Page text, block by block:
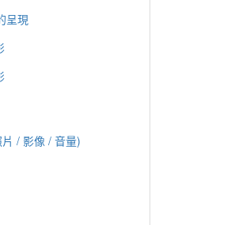
呈現
/ 影像 / 音量)